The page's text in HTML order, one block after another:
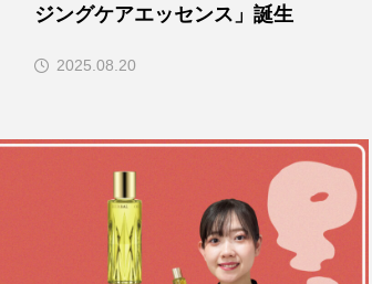
ジングケアエッセンス」誕生
2025.08.20